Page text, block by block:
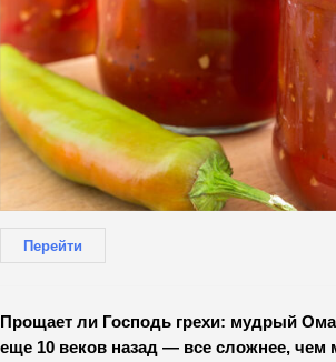
Перейти
Прощает ли Господь грехи: мудрый
еще 10 веков назад — все сложнее,